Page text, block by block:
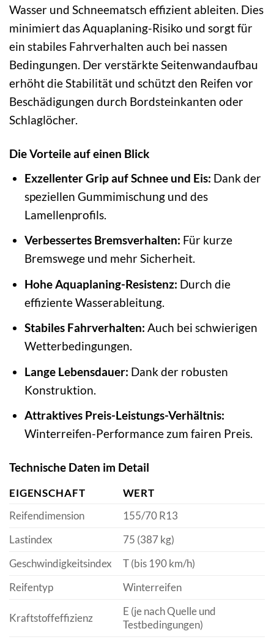
Wasser und Schneematsch effizient ableiten. Dies
minimiert das Aquaplaning-Risiko und sorgt für
ein stabiles Fahrverhalten auch bei nassen
Bedingungen. Der verstärkte Seitenwandaufbau
erhöht die Stabilität und schützt den Reifen vor
Beschädigungen durch Bordsteinkanten oder
Schlaglöcher.
Die Vorteile auf einen Blick
Exzellenter Grip auf Schnee und Eis: Dank der
speziellen Gummimischung und des
Lamellenprofils.
Verbessertes Bremsverhalten: Für kurze
Bremswege und mehr Sicherheit.
Hohe Aquaplaning-Resistenz: Durch die
effiziente Wasserableitung.
Stabiles Fahrverhalten: Auch bei schwierigen
Wetterbedingungen.
Lange Lebensdauer: Dank der robusten
Konstruktion.
Attraktives Preis-Leistungs-Verhältnis:
Winterreifen-Performance zum fairen Preis.
Technische Daten im Detail
EIGENSCHAFT
WERT
Reifendimension
155/70 R13
Lastindex
75 (387 kg)
Geschwindigkeitsindex
T (bis 190 km/h)
Reifentyp
Winterreifen
Kraftstoffeffizienz
E (je nach Quelle und
Testbedingungen)